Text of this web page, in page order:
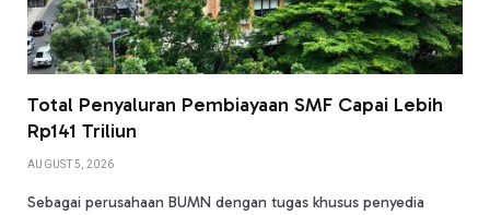
Total Penyaluran Pembiayaan SMF Capai Lebih
Rp141 Triliun
AUGUST 5, 2026
Sebagai perusahaan BUMN dengan tugas khusus penyedia